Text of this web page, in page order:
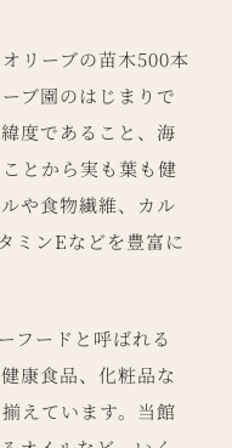
リーブの苗木500本
ブ園のはじまりで
度であること、海
とから実も葉も健
や食物繊維、カル
ミンEなどを豊富に
フードと呼ばれる
康食品、化粧品な
えています。当館